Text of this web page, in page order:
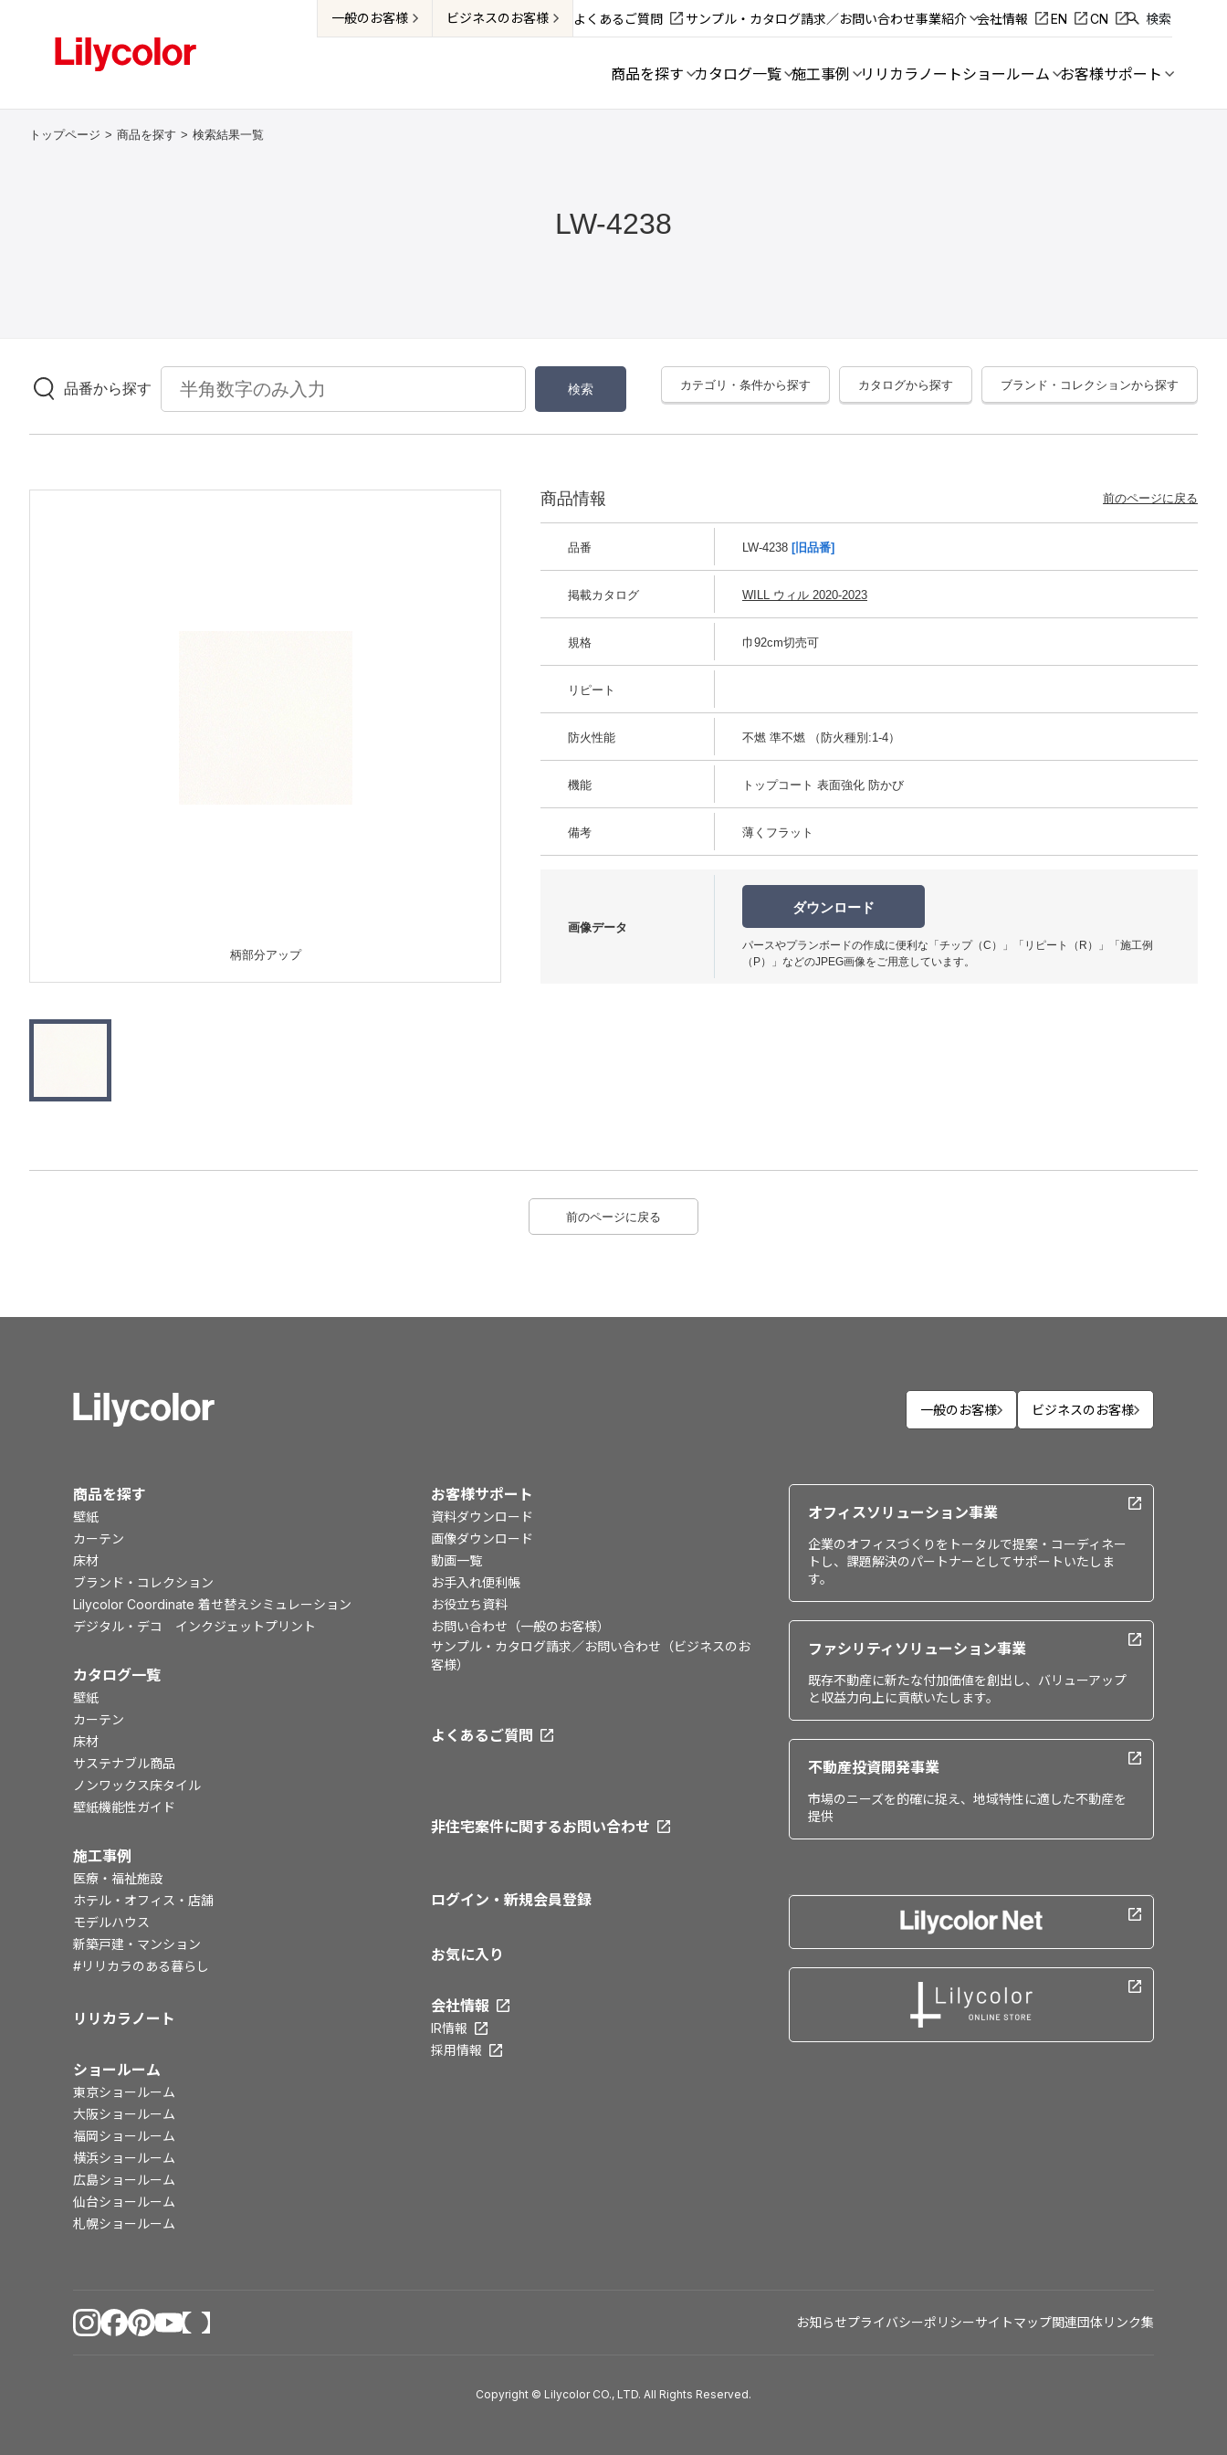
一般のお客様 ビジネスのお客様 よくあるご質問 サンプル・カタログ請求／お問い合わせ事業紹介 会社情報 EN CN 検索
商品を探す カタログ一覧 施工事例 リリカラノートショールーム お客様サポート
トップページ 商品を探す 検索結果一覧
LW-4238
品番から探す カテゴリ・条件から探す カタログから探す ブランド・コレクションから探す
柄部分アップ
商品情報 前のページに戻る
品番 LW-4238 [旧品番]
掲載カタログ WILL ウィル 2020-2023
規格 巾92cm切売可
リピート
防火性能 不燃 準不燃 （防火種別:1-4）
機能 トップコート 表面強化 防かび
備考 薄くフラット
画像データ
ダウンロード
パースやプランボードの作成に便利な「チップ（C）」「リピート（R）」「施工例
（P）」などのJPEG画像をご用意しています。
前のページに戻る
一般のお客様 ビジネスのお客様
商品を探す
壁紙
カーテン
床材
ブランド・コレクション
Lilycolor Coordinate 着せ替えシミュレーション
デジタル・デコ インクジェットプリント
カタログ一覧
壁紙
カーテン
床材
サステナブル商品
ノンワックス床タイル
壁紙機能性ガイド
施工事例
医療・福祉施設
ホテル・オフィス・店舗
モデルハウス
新築戸建・マンション
#リリカラのある暮らし
リリカラノート
ショールーム
東京ショールーム
大阪ショールーム
福岡ショールーム
横浜ショールーム
広島ショールーム
仙台ショールーム
札幌ショールーム
お客様サポート
資料ダウンロード
画像ダウンロード
動画一覧
お手入れ便利帳
お役立ち資料
お問い合わせ（一般のお客様）
サンプル・カタログ請求／お問い合わせ（ビジネスのお
客様）
よくあるご質問
非住宅案件に関するお問い合わせ
ログイン・新規会員登録
お気に入り
会社情報
IR情報
採用情報
オフィスソリューション事業
企業のオフィスづくりをトータルで提案・コーディネー
トし、課題解決のパートナーとしてサポートいたしま
す。
ファシリティソリューション事業
既存不動産に新たな付加価値を創出し、バリューアップ
と収益力向上に貢献いたします。
不動産投資開発事業
市場のニーズを的確に捉え、地域特性に適した不動産を
提供
お知らせプライバシーポリシーサイトマップ関連団体リンク集
Copyright © Lilycolor CO., LTD. All Rights Reserved.